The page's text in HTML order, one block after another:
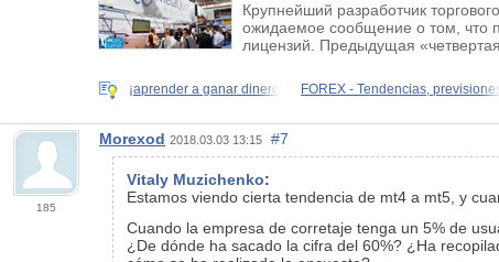
Крупнейший разработчик
ожидаемое сообщение о том, что
лицензий. Предыдущая
¡aprender a ganar dinero FOREX - Tendencias, previsiones
185
Morexod 2018.03.03 13:15 #7
Vitaly Muzichenko:
Estamos viendo cierta tendencia de mt4 a mt5, y
Cuando la empresa de corretaje tenga un 5% de
¿De dónde ha sacado la cifra del 60%? ¿Ha